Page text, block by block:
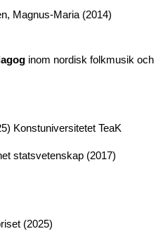
Magnus-Maria (2014)
inom nordisk folkmusik och
Konstuniversitetet TeaK
statsvetenskap (2017)
(2025)